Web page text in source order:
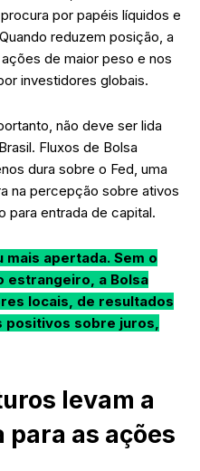
por papéis líquidos e
reduzem posição, a
de maior peso e nos
investidores globais.
não deve ser lida
Fluxos de Bolsa
dura sobre o Fed, uma
na percepção sobre ativos
para entrada de capital.
apertada. Sem o
estrangeiro, a Bolsa
locais, de resultados
positivos sobre juros,
levam a
para as ações